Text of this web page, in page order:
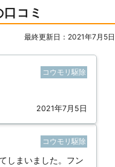
コミ
最終更新日：2021年7月5日
コウモリ駆除
2021年7月5日
コウモリ駆除
しまいました。フン